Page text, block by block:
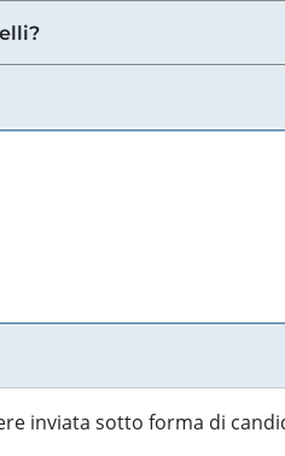
inviata sotto forma di